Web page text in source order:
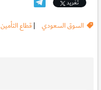
تغريد
السوق السعودي |قطاع التأمين